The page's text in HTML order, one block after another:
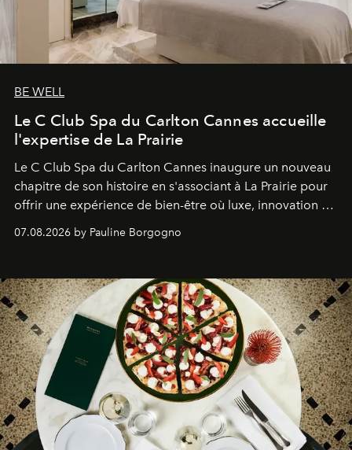
BE WELL
Le C Club Spa du Carlton Cannes accueille
l'expertise de La Prairie
Le C Club Spa du Carlton Cannes inaugure un nouveau
chapitre de son histoire en s'associant à La Prairie pour
offrir une expérience de bien-être où luxe, innovation et
expertise se rencontrent.
07.08.2026 by Pauline Borgogno